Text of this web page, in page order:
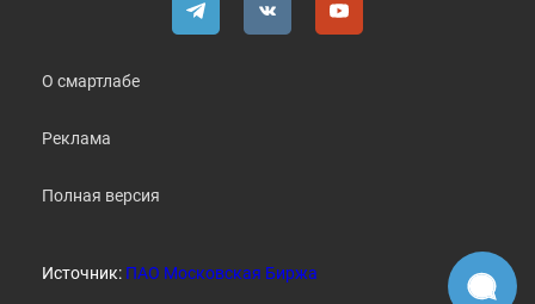
О смартлабе
Реклама
Полная версия
Источник: ПАО Московская Биржа